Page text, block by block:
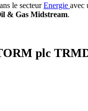
le secteurEnergie avec
& Gas Midstream.
plc